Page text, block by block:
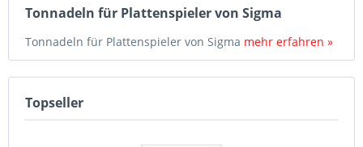
Tonnadeln für Plattenspieler von Sigma
Tonnadeln für Plattenspieler von Sigma mehr erfahren »
Topseller